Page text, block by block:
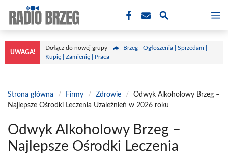
treści
UWAGA!
Dołącz do nowej grupy
Brzeg - Ogłoszenia | Sprzedam |
Kupię | Zamienię | Praca
Strona główna / Firmy / Zdrowie /
Odwyk Alkoholowy Brzeg –
Najlepsze Ośrodki Leczenia Uzależnień w 2026 roku
Odwyk Alkoholowy Brzeg –
Najlepsze Ośrodki Leczenia